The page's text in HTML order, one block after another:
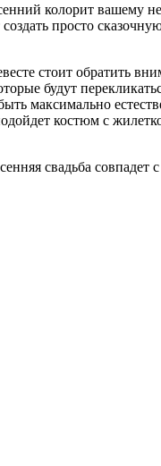
колорит вашему
просто
стоит обратить
будут
максимально
костюм с
свадьба совпадет